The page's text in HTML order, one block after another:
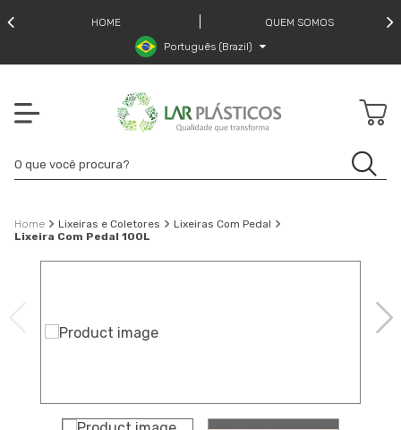
HOME
QUEM SOMOS
Português (Brazil)
Lixeiras e Coletores
Lixeiras Com Pedal
Lixeira Com Pedal 100L